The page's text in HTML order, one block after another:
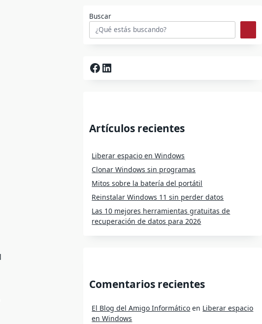
Buscar
Facebook
LinkedIn
Artículos recientes
Liberar espacio en Windows
Clonar Windows sin programas
Mitos sobre la batería del portátil
Reinstalar Windows 11 sin perder datos
Las 10 mejores herramientas gratuitas de
recuperación de datos para 2026
Comentarios recientes
El Blog del Amigo Informático en Liberar espacio
en Windows